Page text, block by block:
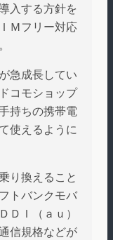
入する方針を
Ｍフリー対応
急成長してい
コモショップ
持ちの携帯電
使えるように
り換えること
トバンクモバ
ＤＩ（ａｕ）
信規格などが